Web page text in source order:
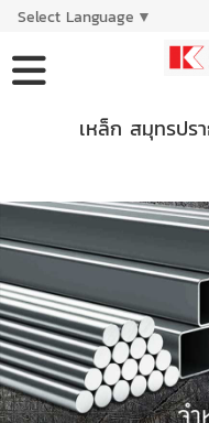
Select Language ▼
เหล็ก สมุทรปร